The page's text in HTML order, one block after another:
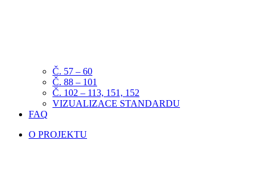
Č. 57 – 60
Č. 88 – 101
Č. 102 – 113, 151, 152
VIZUALIZACE STANDARDU
FAQ
O PROJEKTU